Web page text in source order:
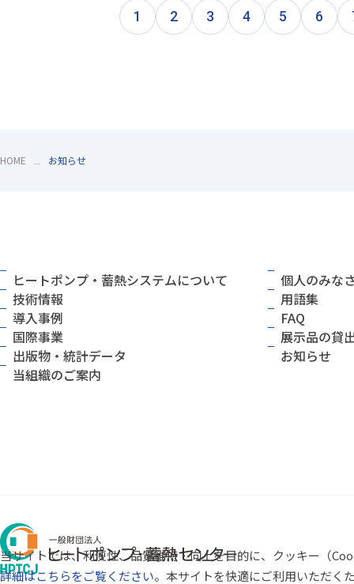
1 2 3 4 5 6
HOME お知らせ
ヒートポンプ・蓄熱システムについて
技術情報
導入事例
国際事業
出版物・統計データ
当組織のご案内
個人のみな
用語集
FAQ
展示品の貸
お知らせ
当サイトでは、利便性、品質維持・向上を目的に、クッキー（
詳細はこちらをご覧ください。本サイトを快適にご利用いただく